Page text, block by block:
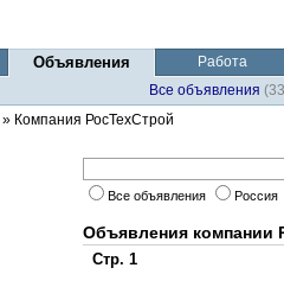
Объявления
Работа
Все объявления
» Компания РосТехСтрой
Все объявления Россия
Объявления компании
Стр. 1